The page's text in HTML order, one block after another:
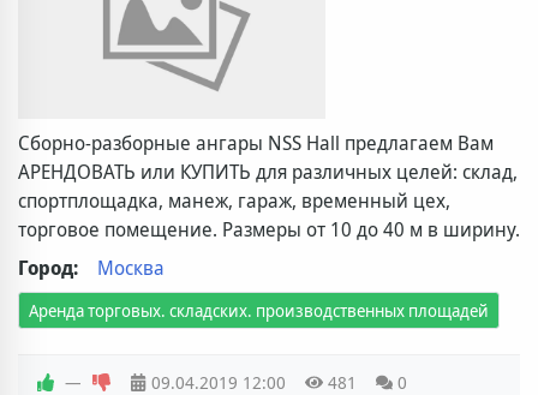
Сборно-разборные ангары NSS Hall предлагаем Вам
АРЕНДОВАТЬ или КУПИТЬ для различных целей: склад,
спортплощадка, манеж, гараж, временный цех,
торговое помещение. Размеры от 10 до 40 м в ширину.
Город:
Москва
Аренда торговых. складских. производственных площадей
— 09.04.2019 12:00 481 0